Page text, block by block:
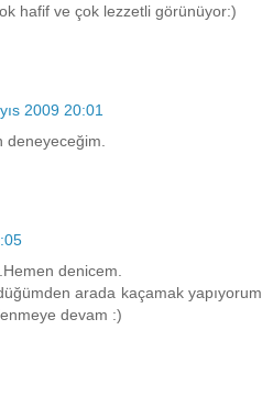
hafif ve çok lezzetli görünüyor:)
2009 20:01
denicem.
arada kaçamak yapıyorum
devam :)